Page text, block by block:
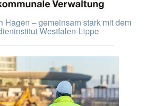
Hagen – gemeinsam stark mit dem
Westfalen-Lippe